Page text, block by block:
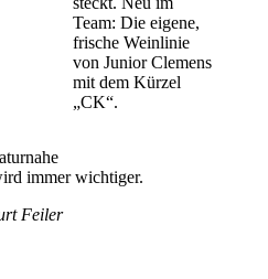
Team: Die eigene,
frische Weinlinie
von Junior Clemens
mit dem Kürzel
„CK“.
immer wichtiger.
Feiler